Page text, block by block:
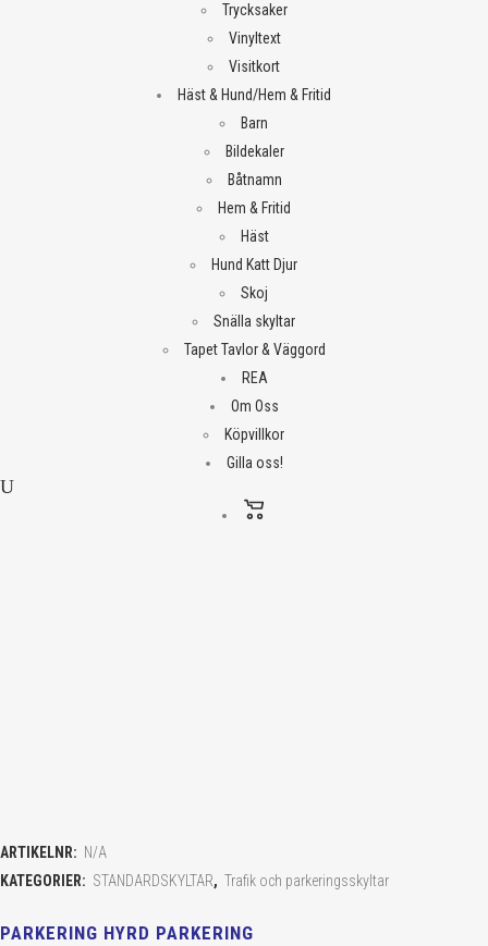
Trycksaker
Vinyltext
Visitkort
Häst & Hund/Hem & Fritid
Barn
Bildekaler
Båtnamn
Hem & Fritid
Häst
Hund Katt Djur
Skoj
Snälla skyltar
Tapet Tavlor & Väggord
REA
Om Oss
Köpvillkor
Gilla oss!
ARTIKELNR: N/A
KATEGORIER: STANDARDSKYLTAR, Trafik och parkeringsskyltar
PARKERING HYRD PARKERING